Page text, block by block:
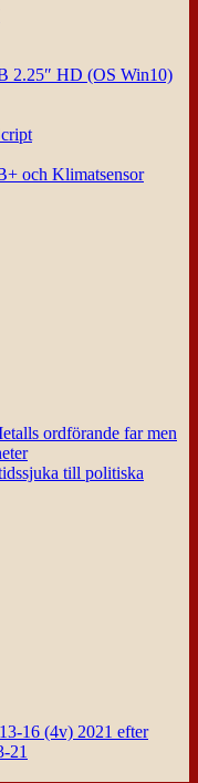
2.25″ HD (OS Win10)
och Klimatsensor
ordförande far men
till politiska
16 (4v) 2021 efter
21